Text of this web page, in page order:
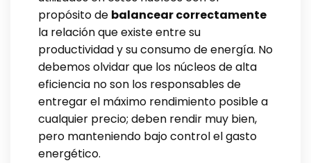
propósito de balancear correctamente
la relación que existe entre su
productividad y su consumo de energía. No
debemos olvidar que los núcleos de alta
eficiencia no son los responsables de
entregar el máximo rendimiento posible a
cualquier precio; deben rendir muy bien,
pero manteniendo bajo control el gasto
energético.